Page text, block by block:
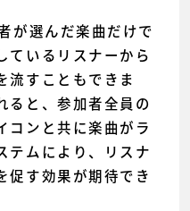
が選んだ楽曲だけで
ているリスナーから
流すこともできま
ると、参加者全員の
コンと共に楽曲がラ
テムにより、リスナ
促す効果が期待でき